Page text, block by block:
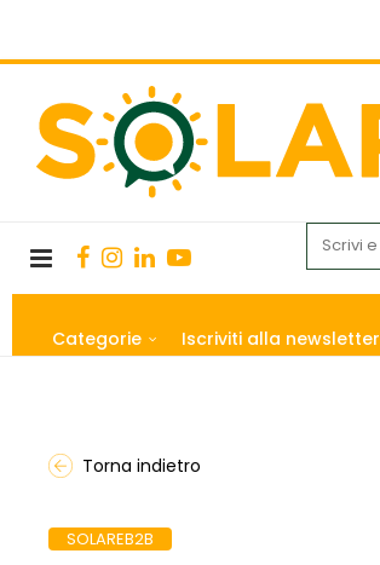
Categorie Iscriviti alla newsletter
Torna indietro
SOLAREB2B